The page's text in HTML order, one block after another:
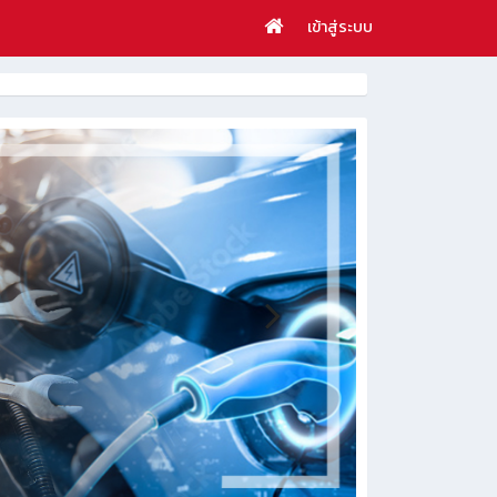
เข้าสู่ระบบ